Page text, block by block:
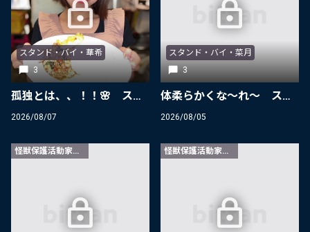
スタンド・バイ・華希
3
孤独とは、、！！🌸 スタンド・バイ・華希
2026/08/07
スタンド・バイ・菜月
3
体柔らかくな〜れ〜 スタンド・バイ・菜月
2026/08/05
怪獣保護活動家限定 怪獣保護活動家限定